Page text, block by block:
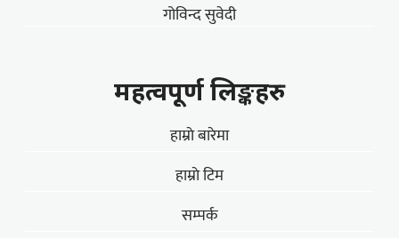
गोविन्द सुवेदी
महत्वपूर्ण लिङ्कहरु
हाम्राे बारेमा
हाम्राे टिम
सम्पर्क